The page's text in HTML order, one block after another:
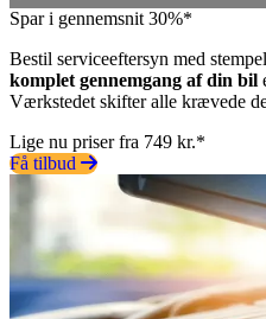
Spar i gennemsnit 30%*
Bestil serviceeftersyn med
komplet gennemgang af din bil
Værkstedet skifter alle krævede
Lige nu priser fra 749 kr.*
Få tilbud